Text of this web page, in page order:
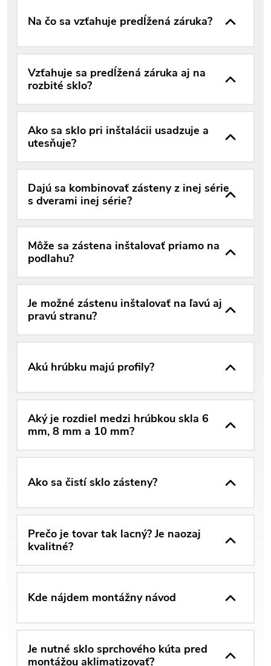
Na čo sa vzťahuje predĺžená záruka?
Vzťahuje sa predĺžená záruka aj na
rozbité sklo?
Ako sa sklo pri inštalácii usadzuje a
utesňuje?
Dajú sa kombinovať zásteny z inej série
s dverami inej série?
Môže sa zástena inštalovať priamo na
podlahu?
Je možné zástenu inštalovať na ľavú aj
pravú stranu?
Akú hrúbku majú profily?
Aký je rozdiel medzi hrúbkou skla 6
mm, 8 mm a 10 mm?
Ako sa čistí sklo zásteny?
Prečo je tovar tak lacný? Je naozaj
kvalitné?
Kde nájdem montážny návod
Je nutné sklo sprchového kúta pred
montážou aklimatizovať?